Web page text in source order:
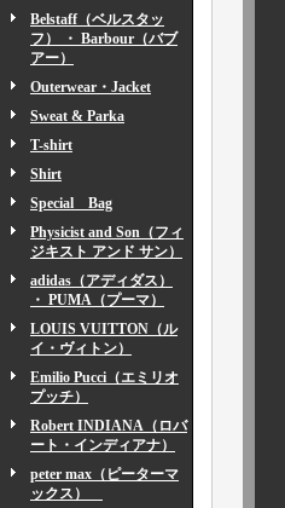
Belstaff（ベルスタッ
フ） ・ Barbour（バブ
アー）
Outerwear・Jacket
Sweat & Parka
T-shirt
Shirt
Special Bag
Physicist and Son（フィ
ジキスト アンド サン）
adidas（アディダス）
・ PUMA（プーマ）
LOUIS VUITTON（ル
イ・ヴィトン）
Emilio Pucci（エミリオ
プッチ）
Robert INDIANA（ロバ
ート・インディアナ）
peter max（ピーターマ
ックス）